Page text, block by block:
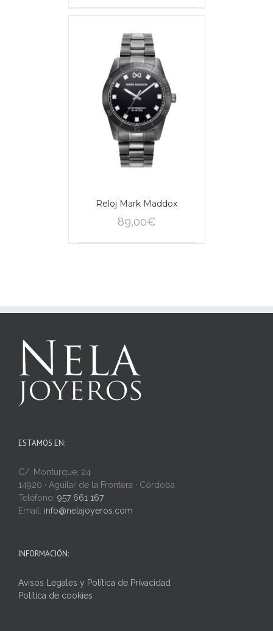
Reloj Mark Maddox
89,00€
ESTAMOS EN:
C/. Monturque, 24
14920 · Aguilar de la Frontera · Córdoba
Teléfono: 957 661 167
Email: info@nelajoyeros.com
INFORMACIÓN:
Avisos Legales y Política de Privacidad
Política de cookies